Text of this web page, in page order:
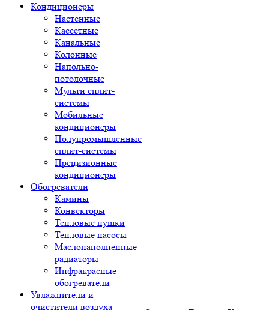
Кондиционеры
Настенные
Кассетные
Канальные
Колонные
Напольно-
потолочные
Мульти сплит-
системы
Мобильные
кондиционеры
Полупромышленные
сплит-системы
Прецизионные
кондиционеры
Обогреватели
Камины
Конвекторы
Тепловые пушки
Тепловые насосы
Маслонаполненные
радиаторы
Инфракрасные
обогреватели
Увлажнители и
очистители воздуха